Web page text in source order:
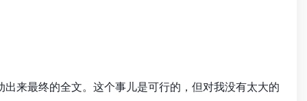
来最终的全文。这个事儿是可行的，但对我没有太大的